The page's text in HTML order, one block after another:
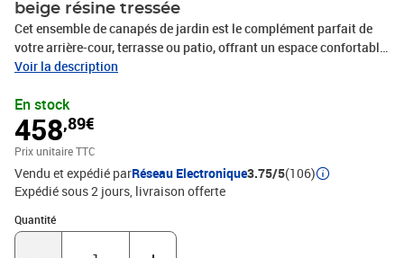
beige résine tressée
Cet ensemble de canapés de jardin est le complément parfait de
votre arrière-cour, terrasse ou patio, offrant un espace confortable
et accueillant pour discuter avec la famille et les amis ou
la résine tressée, également connue sous le nom de poly rotin, est
un matériau synthétique solide et nécessitant peu d'entretien qui
ressemble au rotin naturel. Il est léger, facile à nettoyer et
couramment utilisé pour les meubles d'extérieur en raison de sa
durabilité et de ses propriétés de résistance aux
intempéries.Fonction de rangement avec sac résistant à l'eau : le
mobilier de jardin dispose d'un espace de rangement sous l'assise,
complété par un sac résistant à l'eau pour ranger coussins, jouets
Voir la description
En stock
458,89€
Prix unitaire TTC
Vendu et expédié parRéseau Electronique3.75/5(106)
Expédié sous 2 jours livraison offerte
Quantité
Quantité : 1